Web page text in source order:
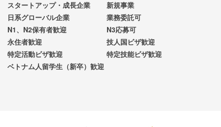
スタートアップ・成長企業
新規事業
日系グローバル企業
業務委託可
N1、N2保有者歓迎
N3応募可
永住者歓迎
技人国ビザ歓迎
特定活動ビザ歓迎
特定技能ビザ歓迎
ベトナム人留学生（新卒）歓迎